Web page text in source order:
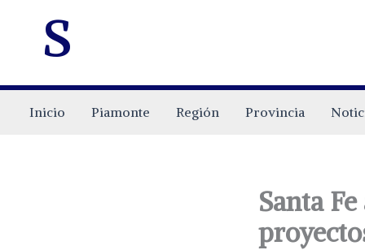
s
Inicio Piamonte Región Provincia
Santa